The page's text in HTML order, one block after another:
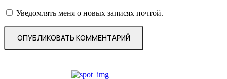
Уведомлять меня о новых записях почтой.